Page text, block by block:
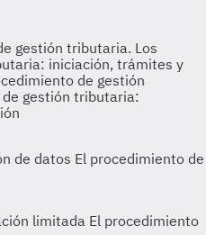
gestión tributaria. Los
iniciación, trámites y
de gestión
gestión tributaria:
de datos El procedimiento de
limitada El procedimiento